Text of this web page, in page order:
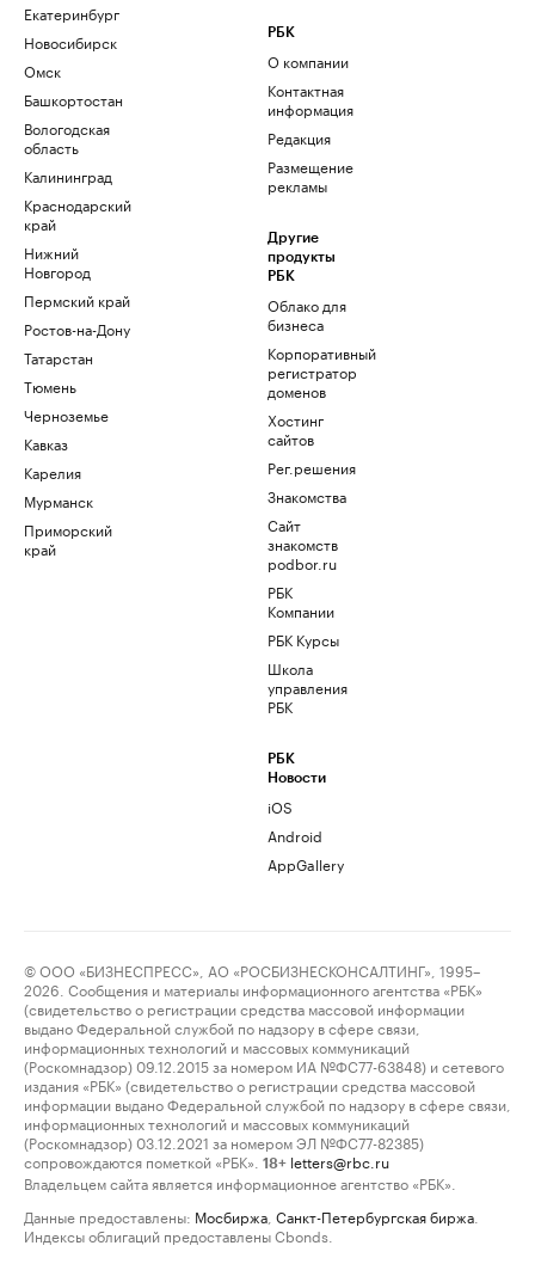
Екатеринбург
Новосибирск
Омск
Башкортостан
Вологодская
область
Калининград
Краснодарский
край
Нижний
Новгород
Пермский край
Ростов-на-Дону
Татарстан
Тюмень
Черноземье
Кавказ
Карелия
Мурманск
Приморский
край
РБК
О компании
Контактная
информация
Редакция
Размещение
рекламы
Другие
продукты
РБК
Облако для
бизнеса
Корпоративный
регистратор
доменов
Хостинг
сайтов
Рег.решения
Знакомства
Сайт
знакомств
podbor.ru
РБК
Компании
РБК Курсы
Школа
управления
РБК
РБК
Новости
iOS
Android
AppGallery
© ООО «БИЗНЕСПРЕСС», АО «РОСБИЗНЕСКОНСАЛТИНГ», 1995–
2026. Сообщения и материалы информационного агентства «РБК»
(свидетельство о регистрации средства массовой информации
выдано Федеральной службой по надзору в сфере связи,
информационных технологий и массовых коммуникаций
(Роскомнадзор) 09.12.2015 за номером ИА №ФС77-63848) и сетевого
издания «РБК» (свидетельство о регистрации средства массовой
информации выдано Федеральной службой по надзору в сфере связи,
информационных технологий и массовых коммуникаций
(Роскомнадзор) 03.12.2021 за номером ЭЛ №ФС77-82385)
сопровождаются пометкой «РБК».
18+ letters@rbc.ru
Владельцем сайта является информационное агентство «РБК».
Данные предоставлены: Мосбиржа Санкт-Петербургская биржа
Индексы облигаций предоставлены Cbonds.